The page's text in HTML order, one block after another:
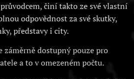
činí takto ze své vlastní
odpovědnost za své skutky,
představy i city.
záměrně dostupný pouze pro
a to v omezeném počtu.